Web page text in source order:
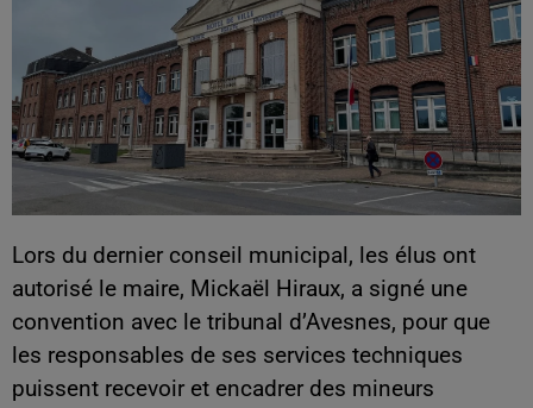
Lors du dernier conseil municipal, les élus ont
autorisé le maire, Mickaël Hiraux, a signé une
convention avec le tribunal d’Avesnes, pour que
les responsables de ses services techniques
puissent recevoir et encadrer des mineurs